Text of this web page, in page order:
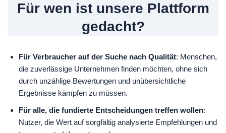
Für wen ist unsere Plattform
gedacht?
Für Verbraucher auf der Suche nach Qualität: Menschen,
die zuverlässige Unternehmen finden möchten, ohne sich
durch unzählige Bewertungen und unübersichtliche
Ergebnisse kämpfen zu müssen.
Für alle, die fundierte Entscheidungen treffen wollen:
Nutzer, die Wert auf sorgfältig analysierte Empfehlungen und